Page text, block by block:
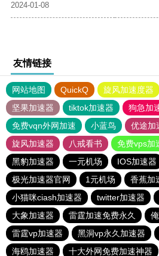
2024-01-08
友情链接
网站地图 QuickQ 旋风加速度器
坚果加速器
tiktok加速器
狗急加
免费vqn外网加速
小蓝鸟 优途加
旋风加速器
八戒看书
免费vps加
黑豹加速器
一元机场 IOS加速器
极光加速器官网
1元机场 香蕉加
小猫咪ciash加速器
twitter加速器
大象加速器
雷霆加速免费永久
雷霆vp加速器
黑洞vp永久加速器
海鸥加速器
十大外网免费加速神器